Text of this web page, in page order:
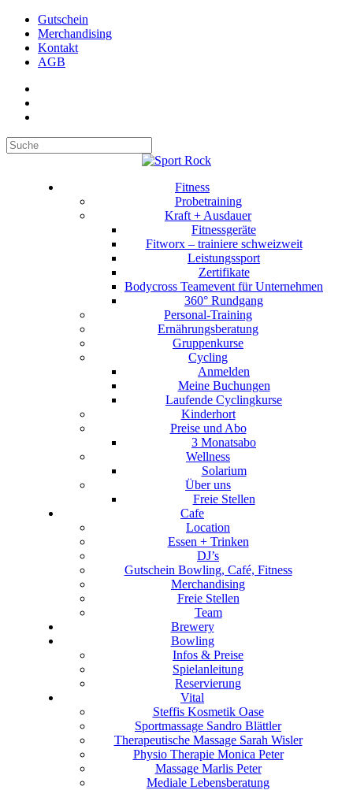
Gutschein
Merchandising
Kontakt
AGB
Suchen
Fitness
Probetraining
Kraft + Ausdauer
Fitnessgeräte
Fitworx – trainiere schweizweit
Leistungssport
Zertifikate
Bodycross Teamevent für Unternehmen
360° Rundgang
Personal-Training
Ernährungsberatung
Gruppenkurse
Cycling
Anmelden
Meine Buchungen
Laufende Cyclingkurse
Kinderhort
Preise und Abo
3 Monatsabo
Wellness
Solarium
Über uns
Freie Stellen
Cafe
Location
Essen + Trinken
DJ’s
Gutschein Bowling, Café, Fitness
Merchandising
Freie Stellen
Team
Brewery
Bowling
Infos & Preise
Spielanleitung
Reservierung
Vital
Steffis Kosmetik Oase
Sportmassage Sandro Blättler
Therapeutische Massage Sarah Wisler
Physio Therapie Monica Peter
Massage Marlis Peter
Mediale Lebensberatung